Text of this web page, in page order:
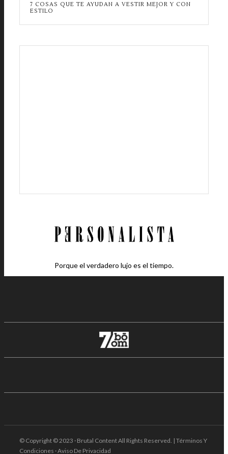
7 COSAS QUE TE AYUDAN A VESTIR MEJOR Y CON
ESTILO
Porque el verdadero lujo es el tiempo.
© Copyright © 2023 · Brutal Content All Rights Reserved. | Términos Y
Condiciones · Aviso De Privacidad